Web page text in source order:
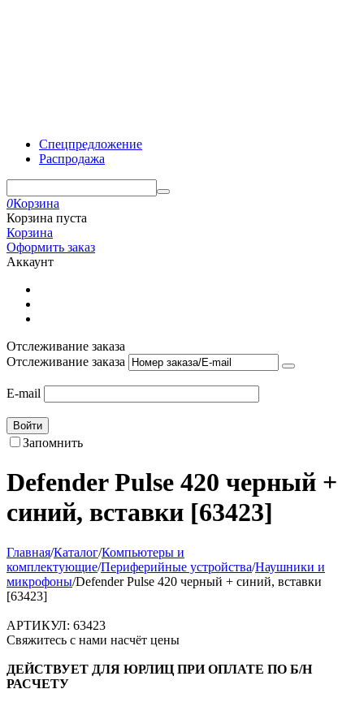
Спецпредложение
Распродажа
0Корзина
Корзина пуста
Корзина
Оформить заказ
Аккаунт
Отслеживание заказа
Отслеживание заказа
E-mail
Войти
Запомнить
Defender Pulse 420 черный +
синий, вставки [63423]
Главная/Каталог/Компьютеры и
комплектующие/Периферийные устройства/Наушники и
микрофоны/Defender Pulse 420 черный + синий, вставки
[63423]
АРТИКУЛ: 63423
Свяжитесь с нами насчёт цены
ДЕЙСТВУЕТ ДЛЯ ЮРЛИЦ ПРИ ОПЛАТЕ ПО Б/Н
РАСЧЕТУ